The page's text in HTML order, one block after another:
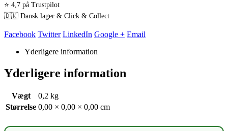
⭐ 4,7 på Trustpilot
🇩🇰 Dansk lager & Click & Collect
Facebook Twitter LinkedIn Google + Email
Yderligere information
Yderligere information
Vægt
0,2 kg
Størrelse 0,00 × 0,00 × 0,00 cm